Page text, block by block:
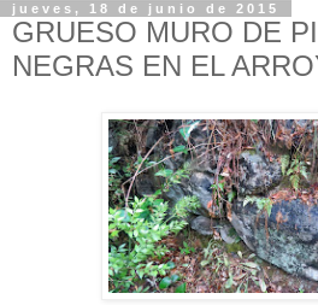
jueves, 18 de junio de 2015
GRUESO MURO DE
NEGRAS EN EL